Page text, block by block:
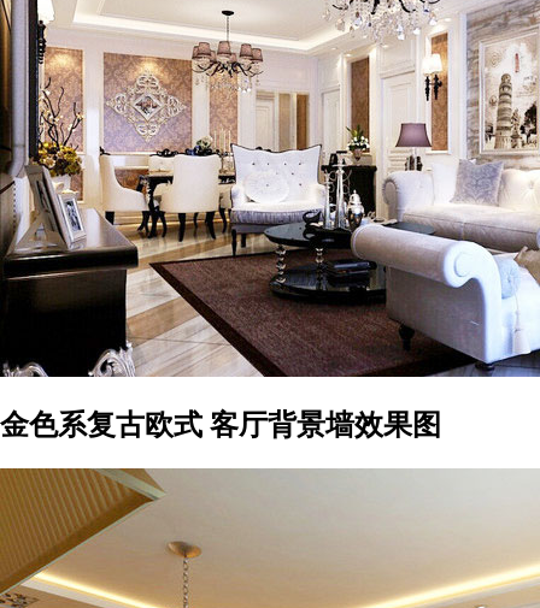
金色系复古欧式 客厅背景墙效果图